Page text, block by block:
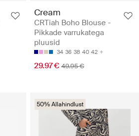
Cream
CRTiah Boho Blouse -
Pikkade varrukatega
pluusid
34 36 38 40 42
29.97 € 49.95 €
50% Allahindlust